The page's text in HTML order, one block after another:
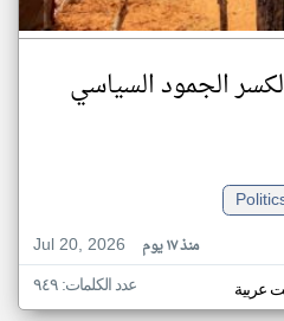
الجمود السياسي
Jul 20, 2026
منذ ١٧ يوم
عربية عدد الكلمات: ٩٤٩